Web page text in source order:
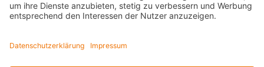
Alle anzeigen
Außenstationen
Klingeltaster und Gongs
Sprechanlagen-Sets